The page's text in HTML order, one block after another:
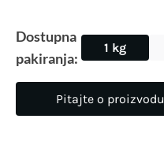
Dostupna
pakiranja:
1 kg
Pitajte o proizvodu